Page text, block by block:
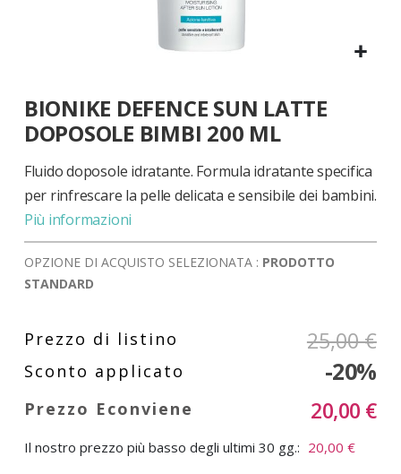
all'inizio
della
galleria
di
immagini
BIONIKE DEFENCE SUN LATTE
DOPOSOLE BIMBI 200 ML
Fluido doposole idratante. Formula idratante specifica
per rinfrescare la pelle delicata e sensibile dei bambini.
Più informazioni
OPZIONE DI ACQUISTO SELEZIONATA : PRODOTTO
STANDARD
25,00 €
-20%
20,00 €
Il nostro prezzo più basso degli ultimi 30 gg.: 20,00 €